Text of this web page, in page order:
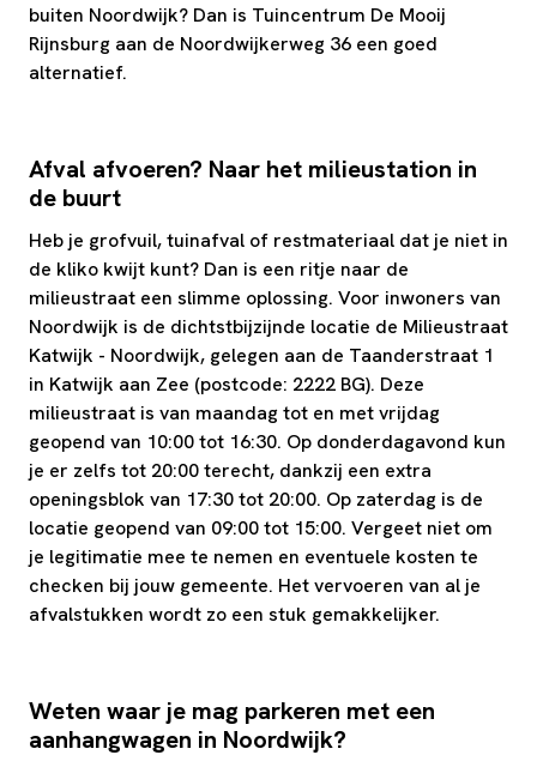
buiten Noordwijk? Dan is Tuincentrum De Mooij
Rijnsburg aan de Noordwijkerweg 36 een goed
alternatief.
Afval afvoeren? Naar het milieustation in
de buurt
Heb je grofvuil, tuinafval of restmateriaal dat je niet in
de kliko kwijt kunt? Dan is een ritje naar de
milieustraat een slimme oplossing. Voor inwoners van
Noordwijk is de dichtstbijzijnde locatie de Milieustraat
Katwijk - Noordwijk, gelegen aan de Taanderstraat 1
in Katwijk aan Zee (postcode: 2222 BG). Deze
milieustraat is van maandag tot en met vrijdag
geopend van 10:00 tot 16:30. Op donderdagavond kun
je er zelfs tot 20:00 terecht, dankzij een extra
openingsblok van 17:30 tot 20:00. Op zaterdag is de
locatie geopend van 09:00 tot 15:00. Vergeet niet om
je legitimatie mee te nemen en eventuele kosten te
checken bij jouw gemeente. Het vervoeren van al je
afvalstukken wordt zo een stuk gemakkelijker.
Weten waar je mag parkeren met een
aanhangwagen in Noordwijk?